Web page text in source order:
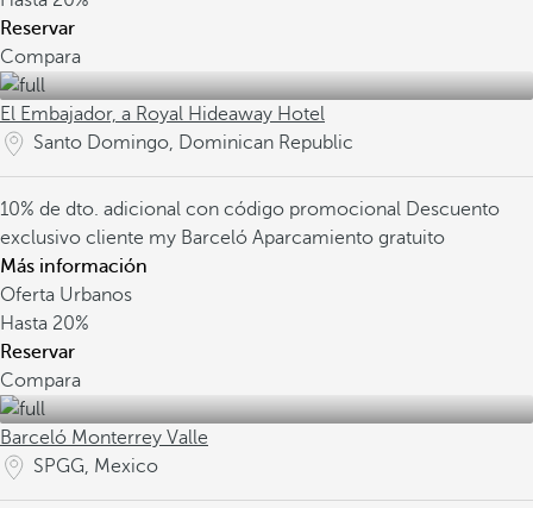
Reservar
Compara
El Embajador, a Royal Hideaway Hotel
Santo Domingo, Dominican Republic
10% de dto. adicional con código promocional Descuento
exclusivo cliente my Barceló Aparcamiento gratuito
Más información
Oferta Urbanos
Hasta 20%
Reservar
Compara
Barceló Monterrey Valle
SPGG, Mexico